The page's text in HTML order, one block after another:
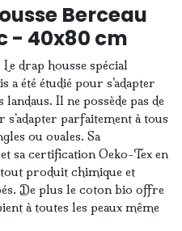
Berceau
- 40x80 cm
drap housse spécial
a été étudié pour s’adapter
landaus. Il ne possède pas de
parfaitement à tous
ou ovales. Sa
sa certification Oeko-Tex en
produit chimique et
De plus le coton bio offre
à toutes les peaux même